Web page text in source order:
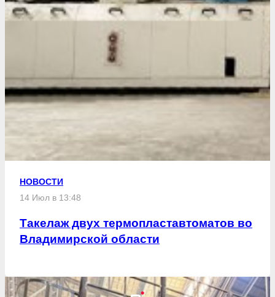
НОВОСТИ
14 Июл в 13:48
Такелаж двух термопластавтоматов во
Владимирской области